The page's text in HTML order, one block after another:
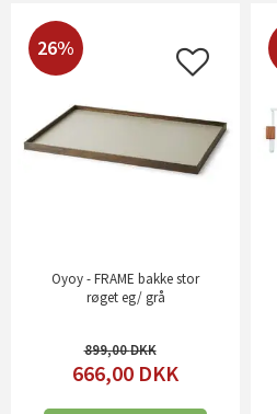
26%
Oyoy - FRAME bakke stor
røget eg/ grå
899,00
666,00 DKK